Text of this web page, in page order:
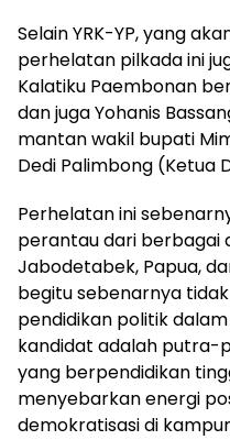
Selain YRK-YP, yang
perhelatan pilkada ini
Kalatiku Paembonan
dan juga Yohanis
mantan wakil bupati
Dedi Palimbong (Ketua
Perhelatan ini
perantau dari berbagai
Jabodetabek, Papua,
begitu sebenarnya
pendidikan politik
kandidat adalah putra-
yang berpendidikan
menyebarkan energi
demokratisasi di